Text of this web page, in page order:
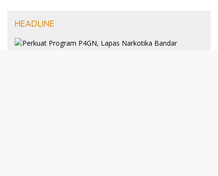
HEADLINE